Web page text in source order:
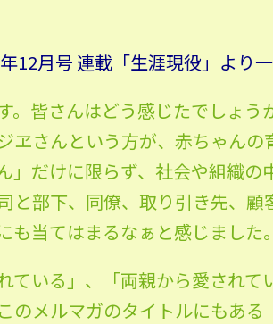
12月号 連載「生涯現役」より
。皆さんはどう感じたでしょう
ヱさんという方が、赤ちゃん
」だけに限らず、社会や組織の
と部下、同僚、取り引き先、
当てはまるなぁと感じました。
ている」、「両親から愛され
のメルマガのタイトルにもあ